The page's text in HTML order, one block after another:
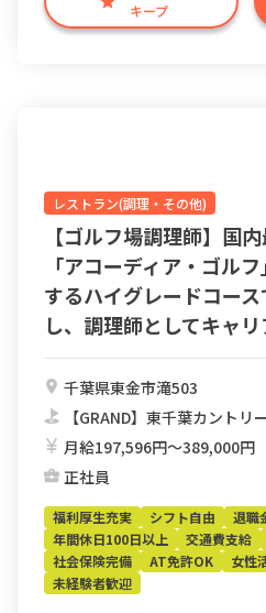
キープ
レストラン(調理・その他)
【ゴルフ場調理師】国
「アコーディア・ゴル
するハイグレードコー
し、調理師としてキャ
千葉県東金市滝503
【GRAND】東千葉カントリ
月給197,596円〜389,000円
正社員
福利厚生充実 シフト自由 退職
年間休日100日以上
交通費支給
社会保険完備
AT免許OK 女性
未経験者歓迎